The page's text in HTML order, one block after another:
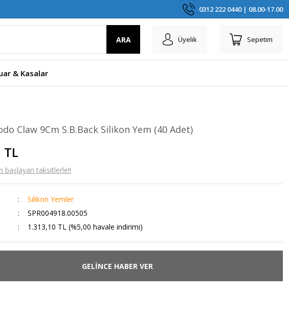
0312 222 0440 | 08.00-17.00
ARA Üyelik Sepetim
& Kasalar
Claw 9Cm S.B.Back Silikon Yem (40 Adet)
TL
başlayan taksitlerle!!
Silikon Yemler
SPR004918.00505
1.313,10 TL (%5,00 havale indirimi)
GELİNCE HABER VER